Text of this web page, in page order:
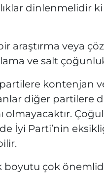
dinlenmelidir
araştırma veya
ve salt
kontenjan
diğer partilere
İyi Parti’nin
boyutu çok